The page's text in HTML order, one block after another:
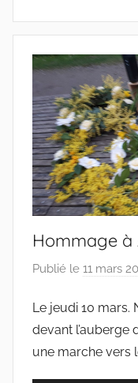
Hommage à
Publié le 11 mars
Le jeudi 10
devant l’auberge
une marche vers